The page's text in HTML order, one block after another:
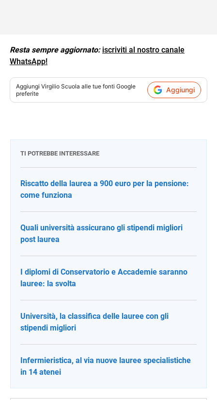
Resta sempre aggiornato: iscriviti al nostro canale
WhatsApp!
Aggiungi Virgilio Scuola alle tue fonti Google
preferite
Aggiungi
TI POTREBBE INTERESSARE
Riscatto della laurea a 900 euro per la pensione:
come funziona
Quali università assicurano gli stipendi migliori
post laurea
I diplomi di Conservatorio e Accademie saranno
lauree: la svolta
Università, la classifica delle lauree con gli
stipendi migliori
Infermieristica, al via nuove lauree specialistiche
in 14 atenei